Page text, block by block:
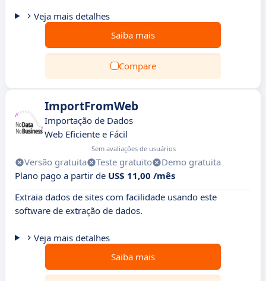
Veja mais detalhes
Saiba mais
Compare
ImportFromWeb
Importação de Dados
Web Eficiente e Fácil
Sem avaliações de usuários
Versão gratuita Teste gratuito
Demo gratuita
Plano pago a partir de US$ 11,00 /mês
Extraia dados de sites com facilidade usando este
software de extração de dados.
Veja mais detalhes
Saiba mais